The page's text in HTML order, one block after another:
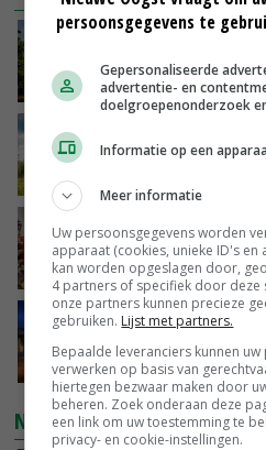
Kamervragen
minister spreekt
VANDAAG, 16:27
overkant’
Oorlogen en El
VANDAAG, 15:04
Nettowinst Royal
hogere omzet
VANDAAG, 14:35
NIEUWSTE VIDEO'S
persoonsgegevens te
Gepersonaliseerde
advertentie- en
doelgroepenonderzoek
Informatie op een
Meer informatie
Uw persoonsgegevens worden
apparaat (cookies, unieke ID's
kan worden opgeslagen door,
4 partners of specifiek door deze
onze partners kunnen precieze
gebruiken. Lijst met partners.
Bepaalde leveranciers kunnen
verwerken op basis van
hiertegen bezwaar maken door
beheren. Zoek onderaan deze
een link om uw toestemming te
privacy- en cookie-instellingen.